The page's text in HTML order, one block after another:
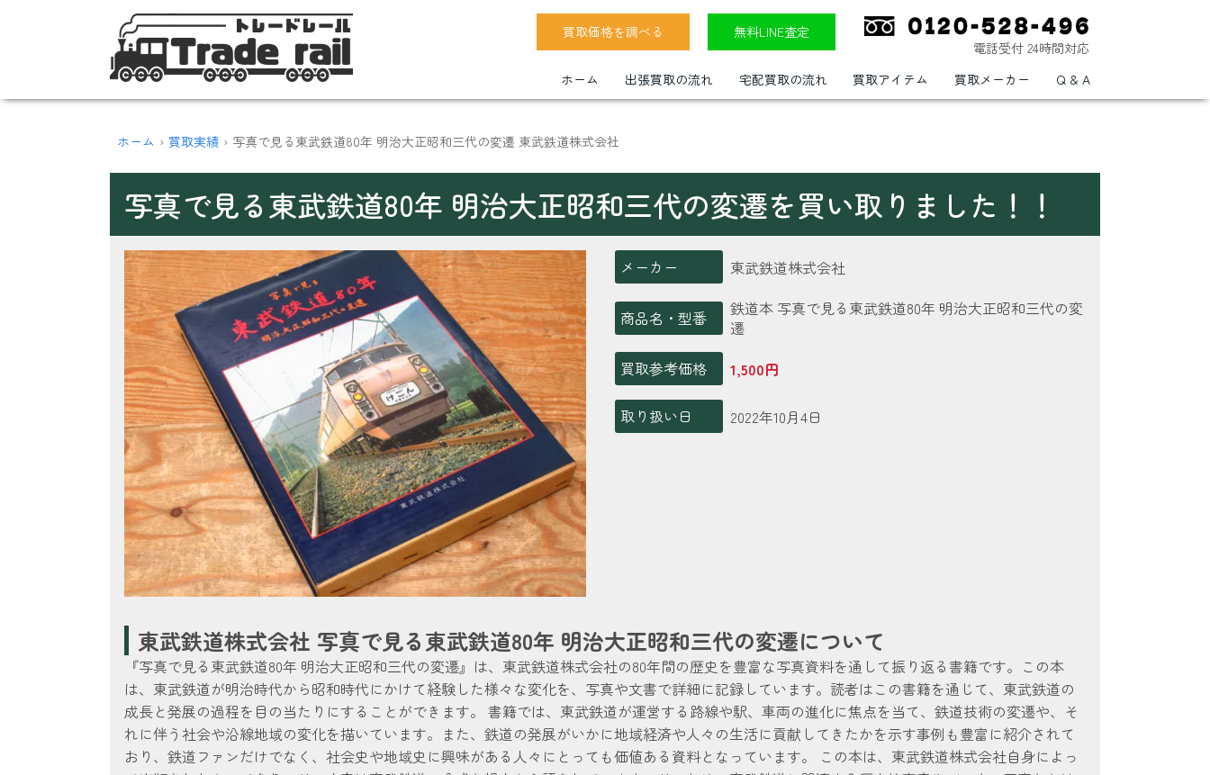
買取価格を調べる
無料LINE査定
電話受付 24時間対応
ホーム
出張買取の流れ 宅配買取の流れ 買取アイテム 買取メーカー Q & A
ホーム 買取実績 写真で見る東武鉄道80年 明治大正昭和三代の変遷 東武鉄道株式会社
写真で見る東武鉄道80年 明治大正昭和三代の変遷を買い取りました！！
メーカー 東武鉄道株式会社
商品名・型番
鉄道本 写真で見る東武鉄道80年 明治大正昭和三代の変
遷
買取参考価格
1,500円
取り扱い日 2022年10月4日
東武鉄道株式会社 写真で見る東武鉄道80年 明治大正昭和三代の変遷について
『写真で見る東武鉄道80年 明治大正昭和三代の変遷』は、東武鉄道株式会社の80年間の歴史を豊富な写真資料を通して振り返る書籍です。この本
は、東武鉄道が明治時代から昭和時代にかけて経験した様々な変化を、写真や文書で詳細に記録しています。読者はこの書籍を通じて、東武鉄道の
成長と発展の過程を目の当たりにすることができます。 書籍では、東武鉄道が運営する路線や駅、車両の進化に焦点を当て、鉄道技術の変遷や、そ
れに伴う社会や沿線地域の変化を描いています。また、鉄道の発展がいかに地域経済や人々の生活に貢献してきたかを示す事例も豊富に紹介されて
おり、鉄道ファンだけでなく、社会史や地域史に興味がある人々にとっても価値ある資料となっています。 この本は、東武鉄道株式会社自身によっ